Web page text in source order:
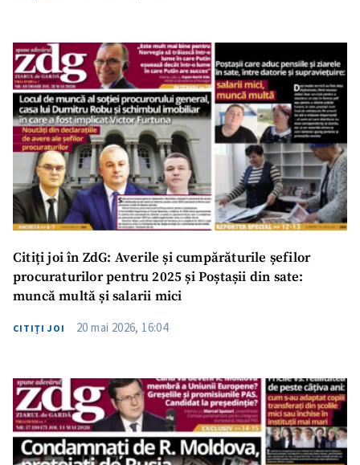
Citiți joi în ZdG: Averile și cumpărăturile șefilor
procuraturilor pentru 2025 și Poștașii din sate:
muncă multă și salarii mici
CITIȚI JOI 20 mai 2026, 16:04